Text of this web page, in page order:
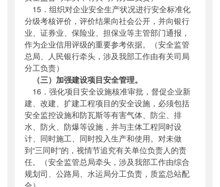
15．组织对企业安全生产状况进行安全标准化
分级考核评价，评价结果向社会公开，并向银行
业、证券业、保险业、担保业等主管部门通报，
作为企业信用评级的重要参考依据。（安全监管
总局、人民银行牵头，涉及我部工作由有关司局
分工负责）
（三）加强建设项目安全管理。
16．强化项目安全设施核准审批，督促企业新
建、改建、扩建工程项目的安全设施，必须包括
安全监控设施和防瓦斯等有害气体、防尘、排
水、防火、防爆等设施，并与主体工程同时设
计、同时施工、同时投入生产和使用。对未做
到“三同时”的，视情节追究有关单位负责人的责
任。（安全监管总局牵头，涉及我部工作由综合
规划司、公路局、水运局分工负责，质监总站配